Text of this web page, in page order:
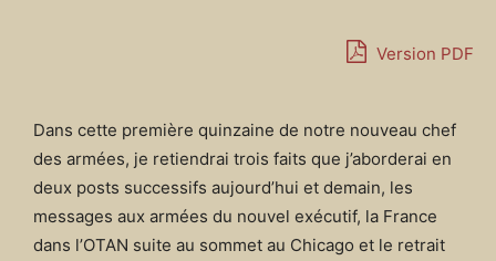
Version PDF
Dans cette première quinzaine de notre nouveau chef
des armées, je retiendrai trois faits que j’aborderai en
deux posts successifs aujourd’hui et demain, les
messages aux armées du nouvel exécutif, la France
dans l’OTAN suite au sommet au Chicago et le retrait